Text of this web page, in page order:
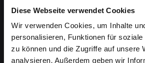
Diese Webseite verwendet Cookies
Wir verwenden Cookies, um Inhalte
personalisieren, Funktionen für soziale
zu können und die Zugriffe auf unsere
analysieren. Außerdem geben wir
Wir sind eine Feuerwehr im
südlichen Teil Baden-Württembergs